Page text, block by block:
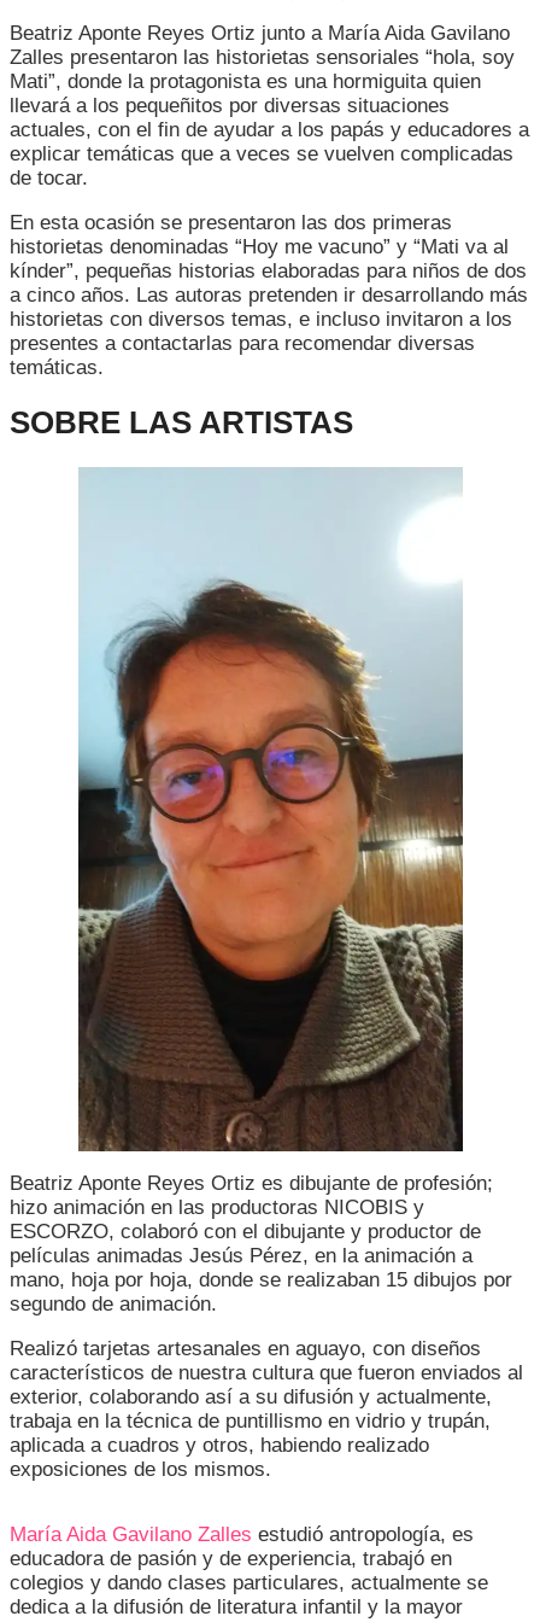
DE
5
Beatriz Aponte Reyes Ortiz junto a María Aida Gavilano
Zalles presentaron las historietas sensoriales “hola, soy
Mati”, donde la protagonista es una hormiguita quien
llevará a los pequeñitos por diversas situaciones
actuales, con el fin de ayudar a los papás y educadores a
explicar temáticas que a veces se vuelven complicadas
de tocar.
En esta ocasión se presentaron las dos primeras
historietas denominadas “Hoy me vacuno” y “Mati va al
kínder”, pequeñas historias elaboradas para niños de dos
a cinco años. Las autoras pretenden ir desarrollando más
historietas con diversos temas, e incluso invitaron a los
presentes a contactarlas para recomendar diversas
temáticas.
SOBRE LAS ARTISTAS
Beatriz Aponte Reyes Ortiz es dibujante de profesión;
hizo animación en las productoras NICOBIS y
ESCORZO, colaboró con el dibujante y productor de
películas animadas Jesús Pérez, en la animación a
mano, hoja por hoja, donde se realizaban 15 dibujos por
segundo de animación.
Realizó tarjetas artesanales en aguayo, con diseños
característicos de nuestra cultura que fueron enviados al
exterior, colaborando así a su difusión y actualmente,
trabaja en la técnica de puntillismo en vidrio y trupán,
aplicada a cuadros y otros, habiendo realizado
exposiciones de los mismos.
María Aida Gavilano Zalles estudió antropología, es
educadora de pasión y de experiencia, trabajó en
colegios y dando clases particulares, actualmente se
dedica a la difusión de literatura infantil y la mayor